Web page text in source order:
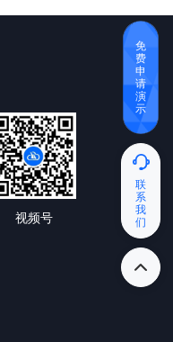
视频号
免
费
申
请
演
示
联
系
我
们